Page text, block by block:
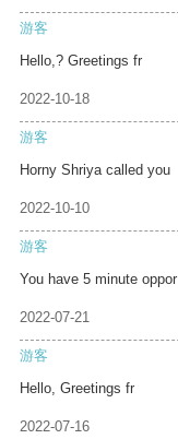
游客
Hello,? Greetings fr
2022-10-18
游客
Horny Shriya called you
2022-10-10
游客
You have 5 minute oppor
2022-07-21
游客
Hello, Greetings fr
2022-07-16